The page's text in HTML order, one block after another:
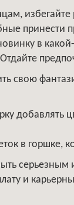
принести
в
свою
добавлять
в горшке,
серьезным
и